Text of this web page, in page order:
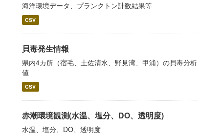
海洋環境データ、プランクトン計数結果等
CSV
貝毒発生情報
県内4カ所（宿毛、土佐清水、野見湾、甲浦）の貝毒分析
値
CSV
赤潮環境観測(水温、塩分、DO、透明度)
水温、塩分、DO、透明度